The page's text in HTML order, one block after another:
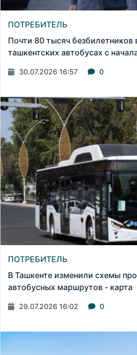
ПОТРЕБИТЕЛЬ
Почти 80 тысяч безбилетников
ташкентских автобусах с
30.07.2026 16:57 0
ПОТРЕБИТЕЛЬ
В Ташкенте изменили схемы
автобусных маршрутов - карта
29.07.2026 16:02 0